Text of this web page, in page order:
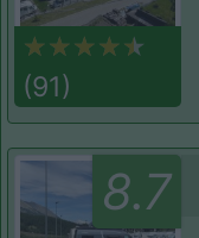
(91)
8.7